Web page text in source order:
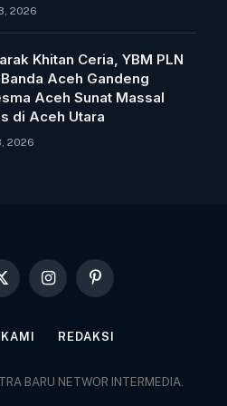
2026
Khitan Ceria, YBM PLN
Aceh Gandeng
Aceh Sunat Massal
di Aceh Utara
2026
X
InstagramPinterest
REDAKSI
BARU NETWOR INTERMEDIA.